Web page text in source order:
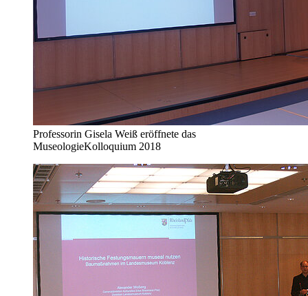
Professorin Gisela Weiß eröffnete das
MuseologieKolloquium 2018